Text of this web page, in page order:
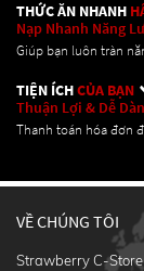
THỨC ĂN NHANH
Nạp Nhanh Năng
Giúp bạn luôn tràn
TIỆN ÍCHCỦA BẠN
Thuận Lợi & Dễ
Thanh toán hóa đơn
VỀ CHÚNG TÔI
Strawberry C-